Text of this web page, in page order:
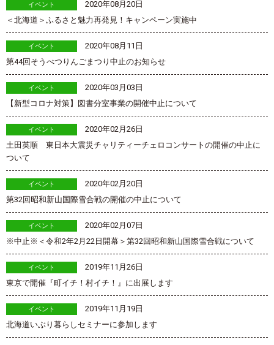
イベント
2020年08月20日
＜北海道＞ふるさと魅力再発見！キャンペーン実施中
イベント
2020年08月11日
第44回そうべつりんごまつり中止のお知らせ
イベント
2020年03月03日
【新型コロナ対策】図書分室事業の開催中止について
イベント
2020年02月26日
土田英順 東日本大震災チャリティーチェロコンサートの開催の中止に
ついて
イベント
2020年02月20日
第32回昭和新山国際雪合戦の開催の中止について
イベント
2020年02月07日
※中止※＜令和2年2月22日開幕＞第32回昭和新山国際雪合戦について
イベント
2019年11月26日
東京で開催『町イチ！村イチ！』に出展します
イベント
2019年11月19日
北海道いぶり暮らしセミナーに参加します